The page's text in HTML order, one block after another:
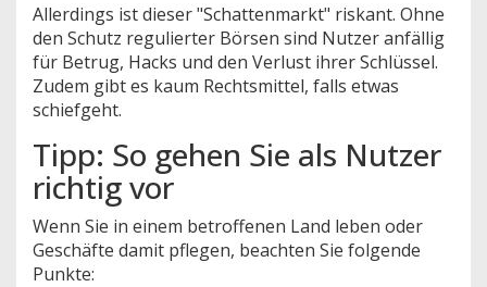
Allerdings ist dieser "Schattenmarkt" riskant. Ohne
den Schutz regulierter Börsen sind Nutzer anfällig
für Betrug, Hacks und den Verlust ihrer Schlüssel.
Zudem gibt es kaum Rechtsmittel, falls etwas
schiefgeht.
Tipp: So gehen Sie als Nutzer
richtig vor
Wenn Sie in einem betroffenen Land leben oder
Geschäfte damit pflegen, beachten Sie folgende
Punkte: